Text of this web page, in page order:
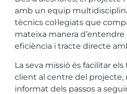
amb un equip
tècnics col·legiats que
mateixa manera d’entendre
eficiència i tracte directe
La seva missió és facilitar
client al centre del
informat dels passos a